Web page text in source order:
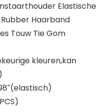
Elastische
Haarband
Touw Tie Gom
kleuren,kan